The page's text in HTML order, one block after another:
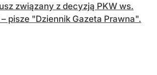
związany z decyzją PKW ws.
pisze "Dziennik Gazeta Prawna".